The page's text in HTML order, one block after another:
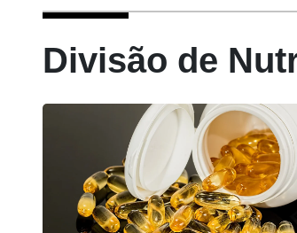
Divisão de